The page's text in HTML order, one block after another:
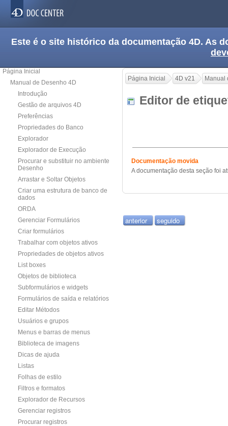
Este é o site histórico da documentação 4D. As
Página Inicial
Manual de Desenho 4D
Introdução
Gestão de arquivos 4D
Preferências
Propriedades do Banco
Explorador
Explorador de Execução
Procurar e substituir no ambiente
Desenho
Arrastar e Soltar Objetos
Criar uma estrutura de banco de
dados
ORDA
Gerenciar Formulários
Criar formulários
Trabalhar com objetos ativos
Propriedades de objetos ativos
List boxes
Objetos de biblioteca
Subformulários e widgets
Formulários de saída e relatórios
Editar Métodos
Usuários e grupos
Menus e barras de menus
Biblioteca de imagens
Dicas de ajuda
Listas
Folhas de estilo
Filtros e formatos
Explorador de Recursos
Gerenciar registros
Procurar registros
Página Inicial 4D v21 Manual
Editor de
Documentação movida
A documentação desta seção foi
anterior seguido